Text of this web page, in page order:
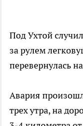
Под Ухтой
за рулем
перевернулась
Авария
трех утра, на